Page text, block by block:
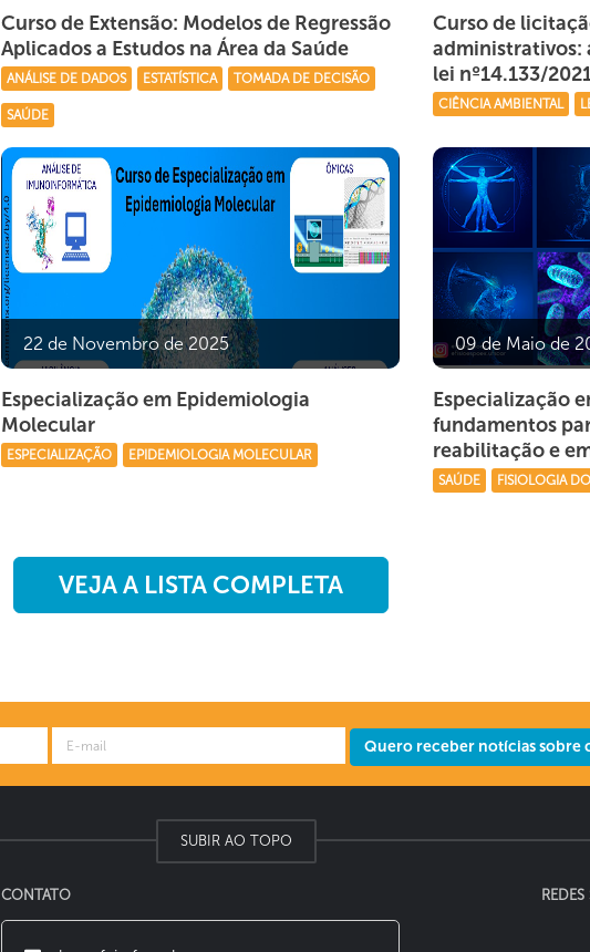
Curso de Extensão: Modelos de Regressão
Aplicados a Estudos na Área da Saúde
ANÁLISE DE DADOS ESTATÍSTICA TOMADA DE DECISÃO
SAÚDE
Curso de
administrativos:
lei nº14.133/
CIÊNCIA AMBIENTAL
22 de Novembro de 2025
Especialização em Epidemiologia
Molecular
ESPECIALIZAÇÃO EPIDEMIOLOGIA MOLECULAR
09 de Maio de
Especialização
fundamentos
reabilitação e
SAÚDE FISIOLOGIA
VEJA A LISTA COMPLETA
Quero receber notícias sobre
SUBIR AO TOPO
CONTATO